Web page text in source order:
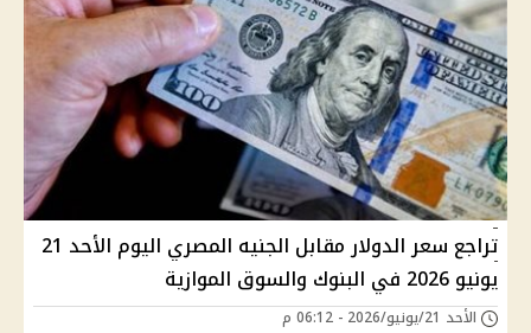
تراجع سعر الدولار مقابل الجنيه المصري اليوم الأحد 21
يونيو 2026 في البنوك والسوق الموازية
الأحد 21/يونيو/2026 - 06:12 م